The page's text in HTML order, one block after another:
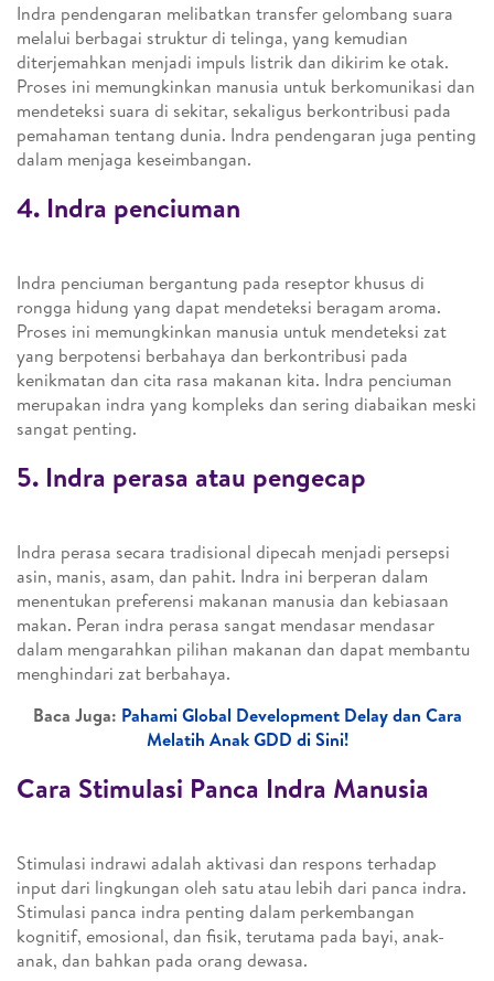
Indra pendengaran melibatkan transfer gelombang suara
melalui berbagai struktur di telinga, yang kemudian
diterjemahkan menjadi impuls listrik dan dikirim ke otak.
Proses ini memungkinkan manusia untuk berkomunikasi dan
mendeteksi suara di sekitar, sekaligus berkontribusi pada
pemahaman tentang dunia. Indra pendengaran juga penting
dalam menjaga keseimbangan.
4. Indra penciuman
Indra penciuman bergantung pada reseptor khusus di
rongga hidung yang dapat mendeteksi beragam aroma.
Proses ini memungkinkan manusia untuk mendeteksi zat
yang berpotensi berbahaya dan berkontribusi pada
kenikmatan dan cita rasa makanan kita. Indra penciuman
merupakan indra yang kompleks dan sering diabaikan meski
sangat penting.
5. Indra perasa atau pengecap
Indra perasa secara tradisional dipecah menjadi persepsi
asin, manis, asam, dan pahit. Indra ini berperan dalam
menentukan preferensi makanan manusia dan kebiasaan
makan. Peran indra perasa sangat mendasar mendasar
dalam mengarahkan pilihan makanan dan dapat membantu
menghindari zat berbahaya.
Baca Juga: Pahami Global Development Delay dan Cara
Melatih Anak GDD di Sini!
Cara Stimulasi Panca Indra Manusia
Stimulasi indrawi adalah aktivasi dan respons terhadap
input dari lingkungan oleh satu atau lebih dari panca indra.
Stimulasi panca indra penting dalam perkembangan
kognitif, emosional, dan fisik, terutama pada bayi, anak-
anak, dan bahkan pada orang dewasa.